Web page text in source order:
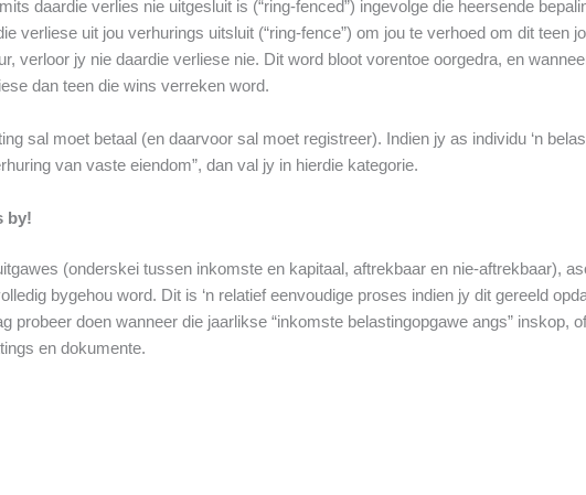
daardie verlies nie uitgesluit is (“ring-fenced”) ingevolge die heersende
verliese uit jou verhurings uitsluit (“ring-fence”) om jou te verhoed om dit teen
verloor jy nie daardie verliese nie. Dit word bloot vorentoe oorgedra, en
dan teen die wins verreken word.
sal moet betaal (en daarvoor sal moet registreer). Indien jy as individu ‘n
van vaste eiendom”, dan val jy in hierdie kategorie.
by!
(onderskei tussen inkomste en kapitaal, aftrekbaar en nie-aftrekbaar),
bygehou word. Dit is ‘n relatief eenvoudige proses indien jy dit gereeld
probeer doen wanneer die jaarlikse “inkomste belastingopgawe angs” inskop,
en dokumente.